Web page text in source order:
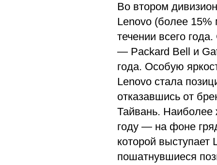
Во втором
Lenovo (более 15%
течении всего
— Packard Bell и
года. Особую
Lenovo стала
отказавшись от
Тайвань. Наиболее
году — на фоне
которой выступает
пошатнувшиеся